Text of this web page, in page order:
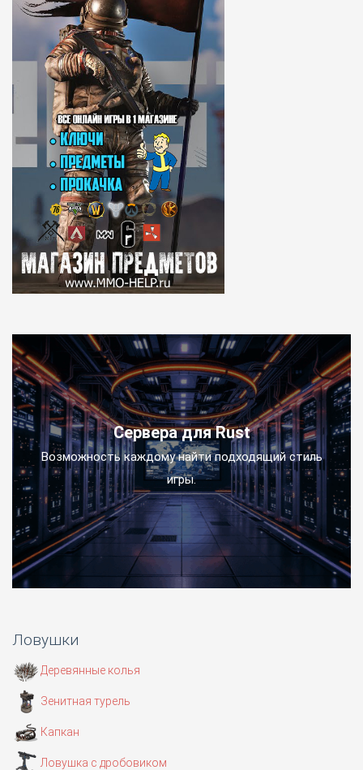
Сервера для Rust
Возможность каждому найти подходящий стиль
игры.
Ловушки
Деревянные колья
Зенитная турель
Капкан
Ловушка с дробовиком